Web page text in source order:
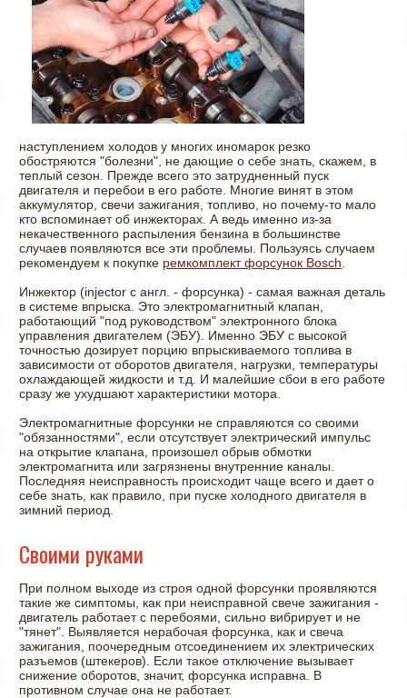
наступлением холодов у многих иномарок резко
обостряются "болезни", не дающие о себе знать, скажем, в
теплый сезон. Прежде всего это затрудненный пуск
двигателя и перебои в его работе. Многие винят в этом
аккумулятор, свечи зажигания, топливо, но почему-то мало
кто вспоминает об инжекторах. А ведь именно из-за
некачественного распыления бензина в большинстве
случаев появляются все эти проблемы. Пользуясь случаем
рекомендуем к покупке ремкомплект форсунок Bosch
Инжектор (injector с англ. - форсунка) - самая важная деталь
в системе впрыска. Это электромагнитный клапан,
работающий "под руководством" электронного блока
управления двигателем (ЭБУ). Именно ЭБУ с высокой
точностью дозирует порцию впрыскиваемого топлива в
зависимости от оборотов двигателя, нагрузки, температуры
охлаждающей жидкости и т.д. И малейшие сбои в его работе
сразу же ухудшают характеристики мотора.
Электромагнитные форсунки не справляются со своими
"обязанностями", если отсутствует электрический импульс
на открытие клапана, произошел обрыв обмотки
электромагнита или загрязнены внутренние каналы.
Последняя неисправность происходит чаще всего и дает о
себе знать, как правило, при пуске холодного двигателя в
зимний период.
Своими руками
При полном выходе из строя одной форсунки проявляются
такие же симптомы, как при неисправной свече зажигания -
двигатель работает с перебоями, сильно вибрирует и не
"тянет". Выявляется нерабочая форсунка, как и свеча
зажигания, поочередным отсоединением их электрических
разъемов (штекеров). Если такое отключение вызывает
снижение оборотов, значит, форсунка исправна. В
противном случае она не работает.